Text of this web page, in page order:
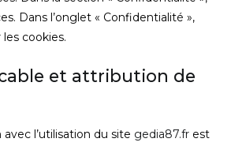
Dans l’onglet « Confidentialité »,
cookies.
et attribution de
l’utilisation du site gedia87.fr est